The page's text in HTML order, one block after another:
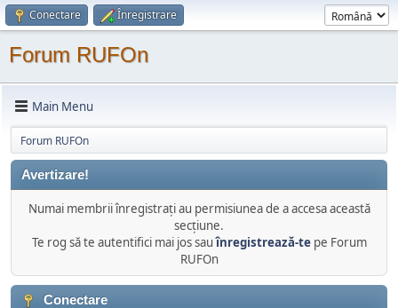
Conectare Înregistrare
Forum RUFOn
Main Menu
Forum RUFOn
Avertizare!
Numai membrii înregistraţi au permisiunea de a accesa această
secţiune.
Te rog să te autentifici mai jos sauînregistrează-tepe Forum
RUFOn
Conectare